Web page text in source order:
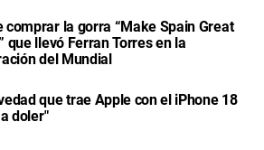
comprar la gorra “Make Spain Great
que llevó Ferran Torres en la
del Mundial
que trae Apple con el iPhone 18
doler"